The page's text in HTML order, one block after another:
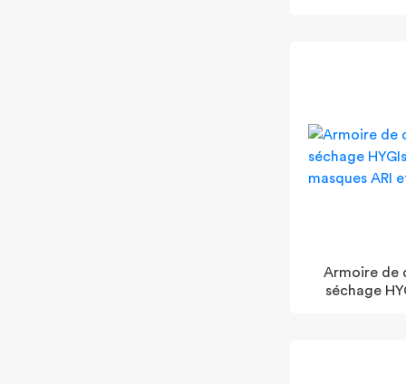
Armoire de
séchage